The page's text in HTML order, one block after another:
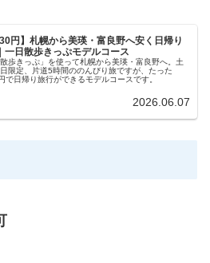
円】札幌から美瑛・富良野へ安く日帰り
一日散歩きっぷモデルコース
散歩きっぷ」を使って札幌から美瑛・富良野へ。土
限定、片道5時間ののんびり旅ですが、たった
で日帰り旅行ができるモデルコースです。
2026.06.07